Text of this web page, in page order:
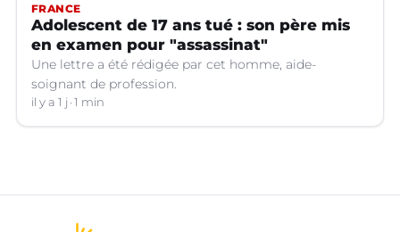
FRANCE
Adolescent de 17 ans tué : son père mis
en examen pour "assassinat"
Une lettre a été rédigée par cet homme, aide-
soignant de profession.
il y a 1 j 1 min